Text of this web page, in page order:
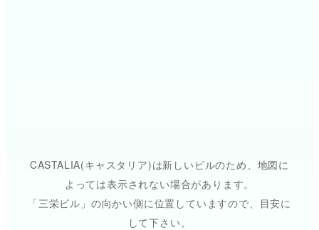
CASTALIA(キャスタリア)は新しいビルのため、地図に
よっては表示されない場合があります。
「三栄ビル」の向かい側に位置していますので、目安に
して下さい。